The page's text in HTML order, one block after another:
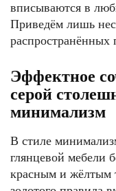
вписываются в
Приведём лишь
распространённых
Эффектное
серой
минимализм
В стиле
глянцевой мебели
красным и жёлтым